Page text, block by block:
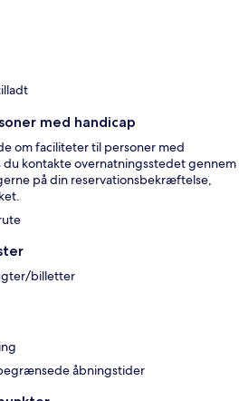
med handicap
om faciliteter til personer med
du kontakte overnatningsstedet gennem
på din reservationsbekræftelse,
billetter
åbningstider